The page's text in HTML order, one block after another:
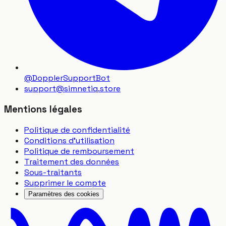
@DopplerSupportBot
support@simnetiq.store
Mentions légales
Politique de confidentialité
Conditions d'utilisation
Politique de remboursement
Traitement des données
Sous-traitants
Supprimer le compte
Paramètres des cookies